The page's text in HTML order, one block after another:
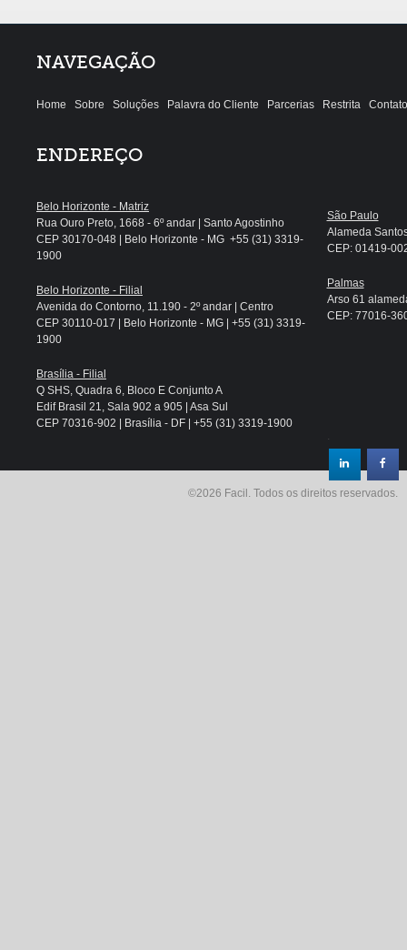
NAVEGAÇÃO
Home Sobre Soluções Palavra do Cliente Parcerias Restrita Contato
ENDEREÇO
Belo Horizonte - Matriz
Rua Ouro Preto, 1668 - 6º andar | Santo Agostinho
CEP 30170-048 | Belo Horizonte - MG +55 (31) 3319-
1900
Belo Horizonte - Filial
Avenida do Contorno, 11.190 - 2º andar | Centro
CEP 30110-017 | Belo Horizonte - MG | +55 (31) 3319-
1900
Brasília - Filial
Q SHS, Quadra 6, Bloco E Conjunto A
Edif Brasil 21, Sala 902 a 905 | Asa Sul
CEP 70316-902 | Brasília - DF | +55 (31) 3319-1900
São Paulo
Alameda
CEP: 01419-
Palmas
Arso 61
CEP: 77016-
.
©2026 Facil. Todos os direitos reservados.